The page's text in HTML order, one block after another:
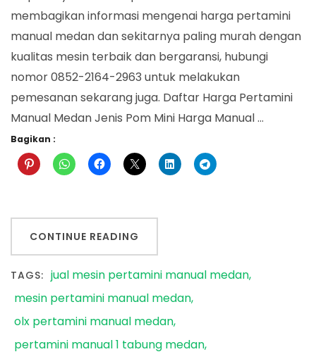
membagikan informasi mengenai harga pertamini
manual medan dan sekitarnya paling murah dengan
kualitas mesin terbaik dan bergaransi, hubungi
nomor 0852-2164-2963 untuk melakukan
pemesanan sekarang juga. Daftar Harga Pertamini
Manual Medan Jenis Pom Mini Harga Manual …
Bagikan :
CONTINUE READING
TAGS: jual mesin pertamini manual medan
mesin pertamini manual medan
olx pertamini manual medan
pertamini manual 1 tabung medan